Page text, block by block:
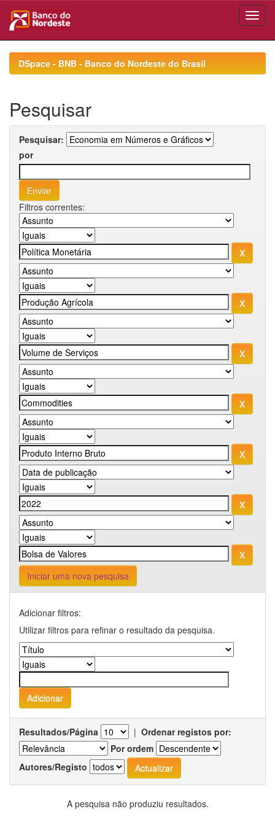
navigationDSpace - BNB - Banco do Nordeste do Brasil
Pesquisar
Pesquisar:
por
Filtros correntes:
Iniciar uma nova pesquisa
Adicionar filtros:
Utilizar filtros para refinar o resultado da pesquisa.
Resultados/Página | Ordenar registos por:
Por ordem
Autores/Registo
A pesquisa não produziu resultados.